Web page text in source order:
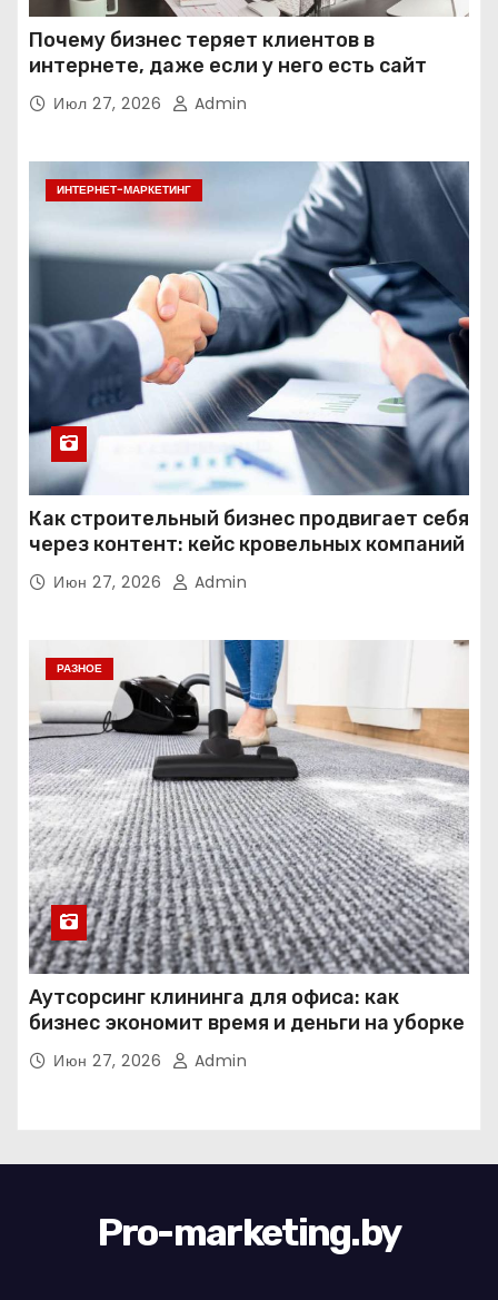
Почему бизнес теряет клиентов в
интернете, даже если у него есть сайт
Июл 27, 2026 Admin
ИНТЕРНЕТ-МАРКЕТИНГ
Как строительный бизнес продвигает себя
через контент: кейс кровельных компаний
Июн 27, 2026 Admin
РАЗНОЕ
Аутсорсинг клининга для офиса: как
бизнес экономит время и деньги на уборке
Июн 27, 2026 Admin
Pro-marketing.by